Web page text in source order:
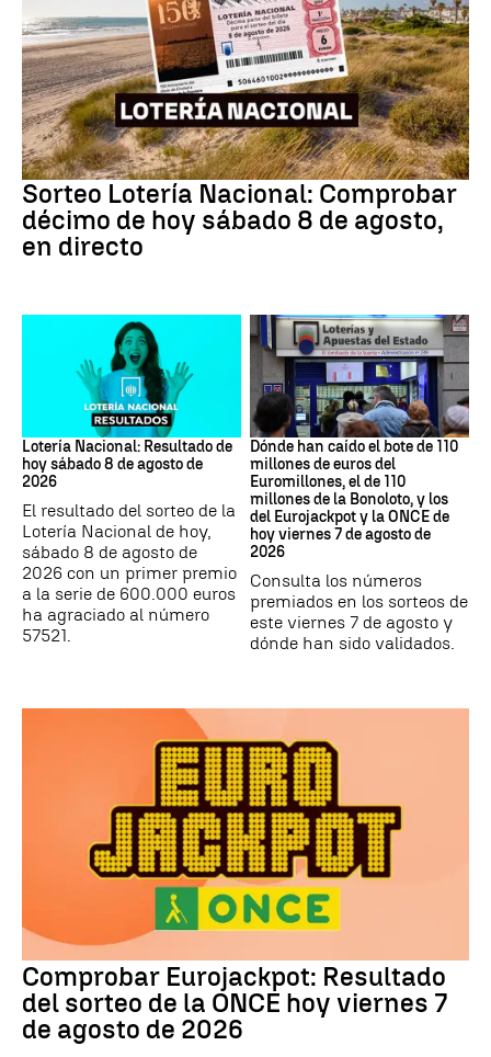
Lotería Nacional
Sorteo Lotería Nacional: Comprobar
décimo de hoy sábado 8 de agosto,
en directo
Lotería Nacional de España
Lotería Nacional: Resultado de
hoy sábado 8 de agosto de
2026
El resultado del sorteo de la
Lotería Nacional de hoy,
sábado 8 de agosto de
2026 con un primer premio
a la serie de 600.000 euros
ha agraciado al número
57521.
Loterías
Dónde han caído el bote de 110
millones de euros del
Euromillones, el de 110
millones de la Bonoloto, y los
del Eurojackpot y la ONCE de
hoy viernes 7 de agosto de
2026
Consulta los números
premiados en los sorteos de
este viernes 7 de agosto y
dónde han sido validados.
Comprobar Eurojackpot: Resultado
del sorteo de la ONCE hoy viernes 7
de agosto de 2026